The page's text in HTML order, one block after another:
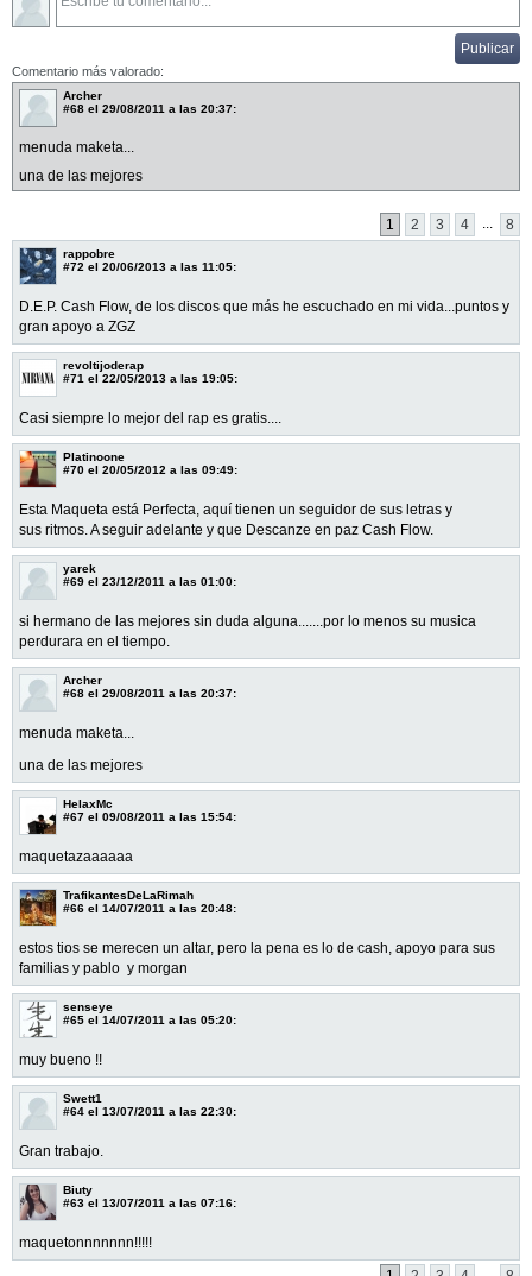
Comentario más valorado:
Archer
#68 el 29/08/2011 a las 20:37:
menuda maketa...
una de las mejores
1 2 3 4 8
rappobre
#72 el 20/06/2013 a las 11:05:
D.E.P. Cash Flow, de los discos que más he escuchado en mi vida...puntos y
gran apoyo a ZGZ
revoltijoderap
#71 el 22/05/2013 a las 19:05:
Casi siempre lo mejor del rap es gratis....
Platinoone
#70 el 20/05/2012 a las 09:49:
Esta Maqueta está Perfecta, aquí tienen un seguidor de sus letras y
sus ritmos. A seguir adelante y que Descanze en paz Cash Flow.
yarek
#69 el 23/12/2011 a las 01:00:
si hermano de las mejores sin duda alguna.......por lo menos su musica
perdurara en el tiempo.
Archer
#68 el 29/08/2011 a las 20:37:
menuda maketa...
una de las mejores
HelaxMc
#67 el 09/08/2011 a las 15:54:
maquetazaaaaaa
TrafikantesDeLaRimah
#66 el 14/07/2011 a las 20:48:
estos tios se merecen un altar, pero la pena es lo de cash, apoyo para sus
familias y pablo y morgan
senseye
#65 el 14/07/2011 a las 05:20:
muy bueno !!
Swett1
#64 el 13/07/2011 a las 22:30:
Gran trabajo.
Biuty
#63 el 13/07/2011 a las 07:16:
maquetonnnnnnn!!!!!